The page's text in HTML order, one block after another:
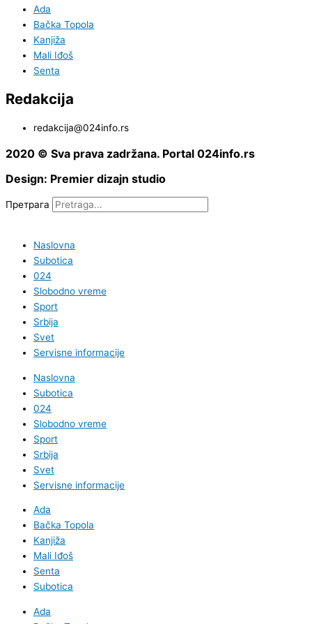
Ada
Bačka Topola
Kanjiža
Mali Iđoš
Senta
Redakcija
redakcija@024info.rs
2020 © Sva prava zadržana. Portal 024info.rs
Design: Premier dizajn studio
Претрага
Naslovna
Subotica
024
Slobodno vreme
Sport
Srbija
Svet
Servisne informacije
Naslovna
Subotica
024
Slobodno vreme
Sport
Srbija
Svet
Servisne informacije
Ada
Bačka Topola
Kanjiža
Mali Iđoš
Senta
Subotica
Ada